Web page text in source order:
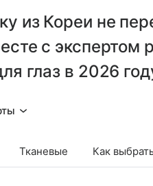
из Кореи не
с
глаз в 2026
Тканевые Как